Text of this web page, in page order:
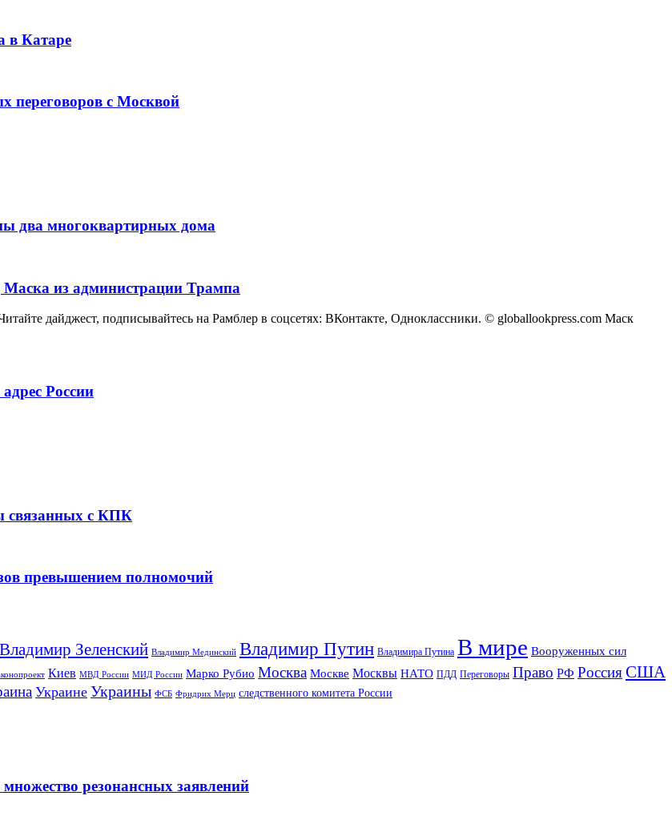
в Катаре
переговоров с Москвой
два многоквартирных дома
из администрации Трампа
дайджест, подписывайтесь на Рамблер в соцсетях: ВКонтакте, Одноклассники. © globallookpress.com Маск
России
связанных с КПК
превышением полномочий
Владимир Зеленский Владимир Мединский Владимир Путин Владимира Путина В мире Вооруженных сил
Киев МВД России МИД России Марко Рубио Москва Москве Москвы НАТО ПДД Переговоры Право РФ РоссияСША
Украине Украины ФСБ Фридрих Мерц следственного комитета России
резонансных заявлений